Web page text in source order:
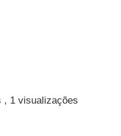
, 1 visualizações